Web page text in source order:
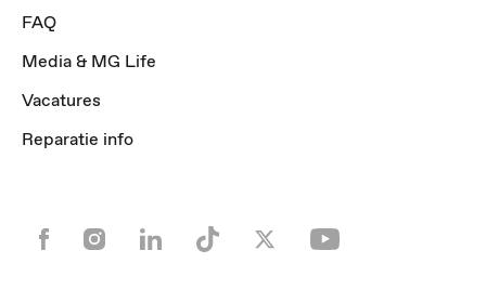
FAQ
Media & MG Life
Vacatures
Reparatie info